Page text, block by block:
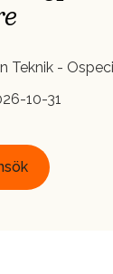
Teknik -
10-31